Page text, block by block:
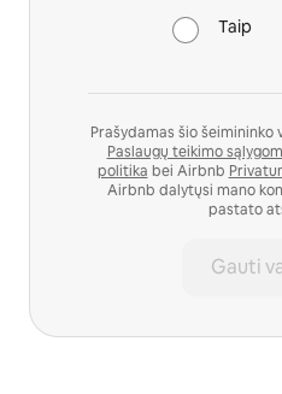
Taip
Prašydamas šio
Paslaugų teikimo
politika bei Airbnb
Airbnb dalytųsi mano
pastato
Gauti